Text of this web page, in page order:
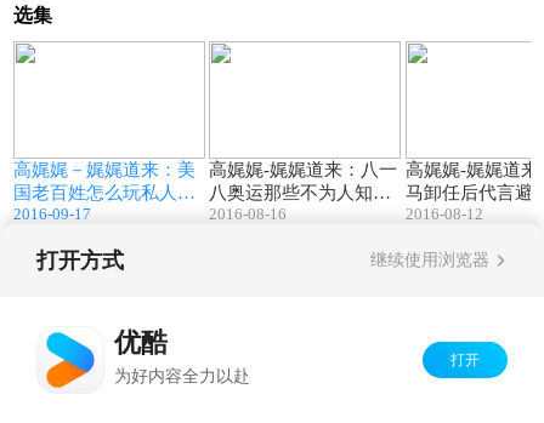
选集
高娓娓－娓娓道来：美
国老百姓怎么玩私人飞
机
2016-09-17
高娓娓-娓娓道来：八一
八奥运那些不为人知的
事
2016-08-16
高娓娓-娓娓道来
马卸任后代言避
2016-08-12
打开方式 继续使用浏览器
优酷
为好内容全力以赴
打开